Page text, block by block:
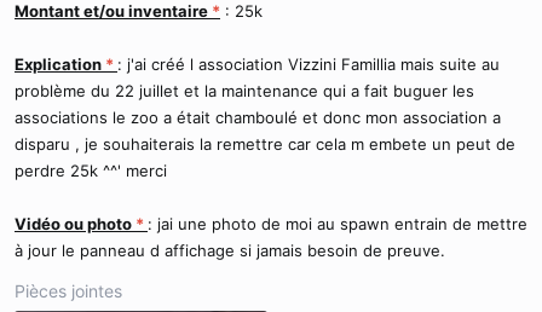
o
Montant et/ou inventaire * : 25k
Explication * : j'ai créé l association Vizzini Famillia mais suite au
problème du 22 juillet et la maintenance qui a fait buguer les
associations le zoo a était chamboulé et donc mon association a
disparu , je souhaiterais la remettre car cela m embete un peut de
perdre 25k ^^' merci
Vidéo ou photo * : jai une photo de moi au spawn entrain de mettre
à jour le panneau d affichage si jamais besoin de preuve.
Pièces jointes